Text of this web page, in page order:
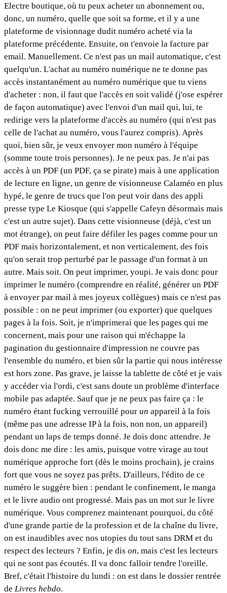
Electre boutique, où tu peux acheter un abonnement ou,
donc, un numéro, quelle que soit sa forme, et il y a une
plateforme de visionnage dudit numéro acheté via la
plateforme précédente. Ensuite, on t'envoie la facture par
email. Manuellement. Ce n'est pas un mail automatique, c'est
quelqu'un. L'achat au numéro numérique ne te donne pas
accès instantanément au numéro numérique que tu viens
d'acheter : non, il faut que l'accès en soit validé (j'ose espérer
de façon automatique) avec l'envoi d'un mail qui, lui, te
redirige vers la plateforme d'accès au numéro (qui n'est pas
celle de l'achat au numéro, vous l'aurez compris). Après
quoi, bien sûr, je veux envoyer mon numéro à l'équipe
(somme toute trois personnes). Je ne peux pas. Je n'ai pas
accès à un PDF (un PDF, ça se pirate) mais à une application
de lecture en ligne, un genre de visionneuse Calaméo en plus
hypé, le genre de trucs que l'on peut voir dans des appli
presse type Le Kiosque (qui s'appelle Cafeyn désormais mais
c'est un autre sujet). Dans cette visionneuse (déjà, c'est un
mot étrange), on peut faire défiler les pages comme pour un
PDF mais horizontalement, et non verticalement, des fois
qu'on serait trop perturbé par le passage d'un format à un
autre. Mais soit. On peut imprimer, youpi. Je vais donc pour
imprimer le numéro (comprendre en réalité, générer un PDF
à envoyer par mail à mes joyeux collègues) mais ce n'est pas
possible : on ne peut imprimer (ou exporter) que quelques
pages à la fois. Soit, je n'imprimerai que les pages qui me
concernent, mais pour une raison qui m'échappe la
pagination du gestionnaire d'impression ne couvre pas
l'ensemble du numéro, et bien sûr la partie qui nous intéresse
est hors zone. Pas grave, je laisse la tablette de côté et je vais
y accéder via l'ordi, c'est sans doute un problème d'interface
mobile pas adaptée. Sauf que je ne peux pas faire ça : le
numéro étant fucking verrouillé pour un appareil à la fois
(même pas une adresse IP à la fois, non non, un appareil)
pendant un laps de temps donné. Je dois donc attendre. Je
dois donc me dire : les amis, puisque votre virage au tout
numérique approche fort (dès le moins prochain), je crains
fort que vous ne soyez pas prêts. D'ailleurs, l'édito de ce
numéro le suggère bien : pendant le confinement, le manga
et le livre audio ont progressé. Mais pas un mot sur le livre
numérique. Vous comprenez maintenant pourquoi, du côté
d'une grande partie de la profession et de la chaîne du livre,
on est inaudibles avec nos utopies du tout sans DRM et du
respect des lecteurs ? Enfin, je dis on, mais c'est les lecteurs
qui ne sont pas écoutés. Il va donc falloir tendre l'oreille.
Bref, c'était l'histoire du lundi : on est dans le dossier rentrée
de Livres hebdo.